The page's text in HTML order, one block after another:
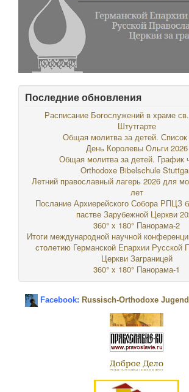
Последние обновления
Расписание Богослужений в храме
Штутгарте
Общая молитва за детей.
День Королевы Ольги 2026
Общая молитва за детей. График
Orthodoxe Bibelschule
Летний православный лагерь 2026 для
лет
Послание Архиерейского Собора РПЦЗ
пастве Зарубежной Церкви
360° x 180° Панорама-2
Итоги международной научной
столетию Германской Епархии Русской
Церкви Заграницей
360° x 180° Панорама-1
Facebook: Russisch-Orthodoxe